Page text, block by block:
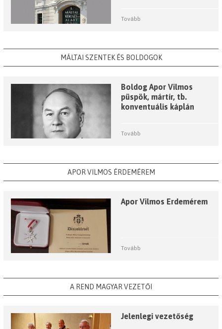
Tovább
MÁLTAI SZENTEK ÉS BOLDOGOK
Boldog Apor Vilmos
püspök, mártír, tb.
konventuális káplán
Tovább
APOR VILMOS ÉRDEMÉREM
Apor Vilmos Érdemérem
Tovább
A REND MAGYAR VEZETŐI
Jelenlegi vezetőség